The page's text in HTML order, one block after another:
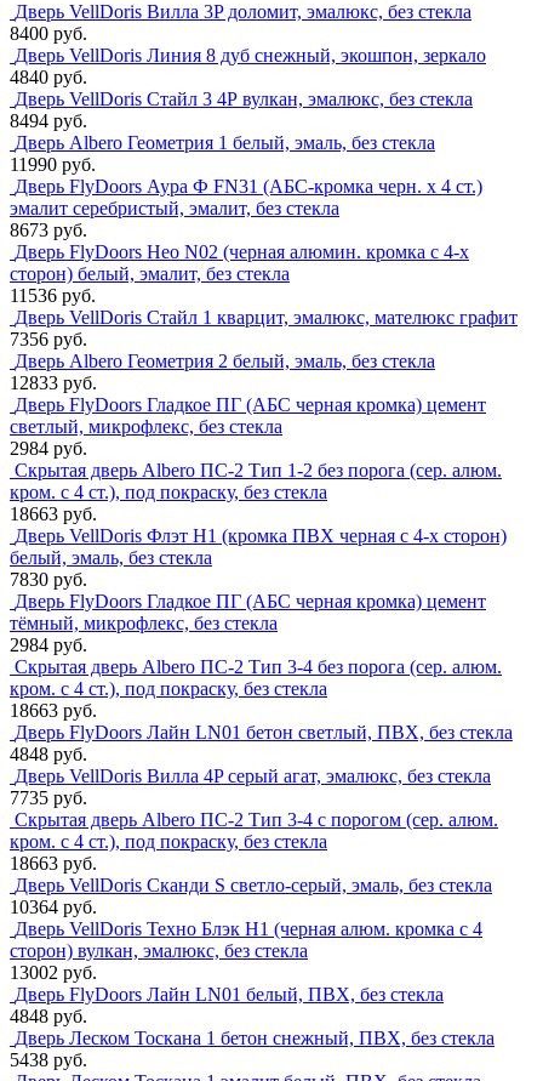
Дверь VellDoris Вилла 3P доломит, эмалюкс, без стекла
8400 руб.
Дверь VellDoris Линия 8 дуб снежный, экошпон, зеркало
4840 руб.
Дверь VellDoris Стайл 3 4Р вулкан, эмалюкс, без стекла
8494 руб.
Дверь Albero Геометрия 1 белый, эмаль, без стекла
11990 руб.
Дверь FlyDoors Аура Ф FN31 (АБС-кромка черн. х 4 ст.)
эмалит серебристый, эмалит, без стекла
8673 руб.
Дверь FlyDoors Нео N02 (черная алюмин. кромка с 4-х
сторон) белый, эмалит, без стекла
11536 руб.
Дверь VellDoris Стайл 1 кварцит, эмалюкс, мателюкс графит
7356 руб.
Дверь Albero Геометрия 2 белый, эмаль, без стекла
12833 руб.
Дверь FlyDoors Гладкое ПГ (АБС черная кромка) цемент
светлый, микрофлекс, без стекла
2984 руб.
Скрытая дверь Albero ПС-2 Тип 1-2 без порога (сер. алюм.
кром. с 4 ст.), под покраску, без стекла
18663 руб.
Дверь VellDoris Флэт H1 (кромка ПВХ черная с 4-х сторон)
белый, эмаль, без стекла
7830 руб.
Дверь FlyDoors Гладкое ПГ (АБС черная кромка) цемент
тёмный, микрофлекс, без стекла
2984 руб.
Скрытая дверь Albero ПС-2 Тип 3-4 без порога (сер. алюм.
кром. с 4 ст.), под покраску, без стекла
18663 руб.
Дверь FlyDoors Лайн LN01 бетон светлый, ПВХ, без стекла
4848 руб.
Дверь VellDoris Вилла 4P серый агат, эмалюкс, без стекла
7735 руб.
Скрытая дверь Albero ПС-2 Тип 3-4 с порогом (сер. алюм.
кром. с 4 ст.), под покраску, без стекла
18663 руб.
Дверь VellDoris Сканди S светло-серый, эмаль, без стекла
10364 руб.
Дверь VellDoris Техно Блэк H1 (черная алюм. кромка с 4
сторон) вулкан, эмалюкс, без стекла
13002 руб.
Дверь FlyDoors Лайн LN01 белый, ПВХ, без стекла
4848 руб.
Дверь Леском Тоскана 1 бетон снежный, ПВХ, без стекла
5438 руб.